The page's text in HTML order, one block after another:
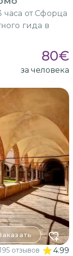
часа от Сфорца
гида в
80€
за человека
отзывов 4.99